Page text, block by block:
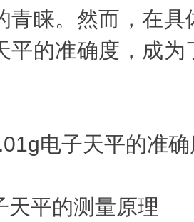
青睐。然而，在
平的准确度，成
电子天平的准
天平的测量原理